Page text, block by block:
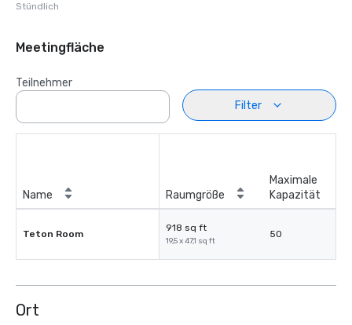
Stündlich
Meetingfläche
Teilnehmer
Filter
Name Raumgröße
Maximale
Kapazität
Teton Room
918 sq ft
19,5 x 47,1 sq ft
50
Ort